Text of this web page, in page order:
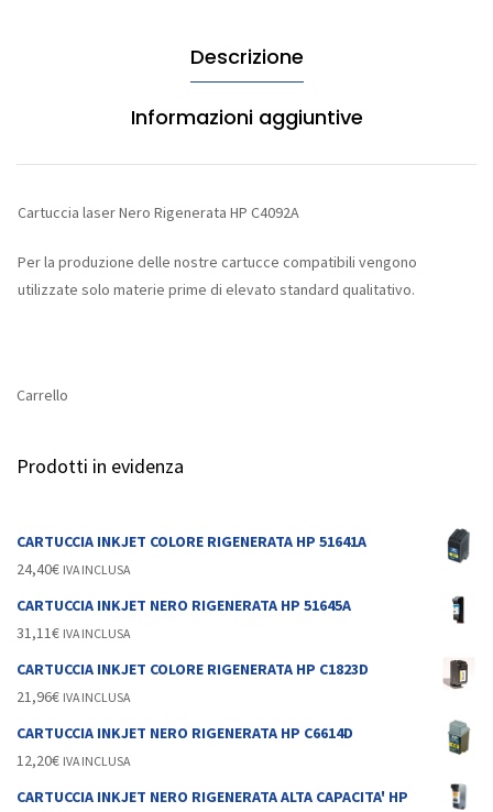
Descrizione
Informazioni aggiuntive
Cartuccia laser Nero Rigenerata HP C4092A
Per la produzione delle nostre cartucce compatibili vengono
utilizzate solo materie prime di elevato standard qualitativo.
Carrello
Prodotti in evidenza
CARTUCCIA INKJET COLORE RIGENERATA HP 51641A
24,40€ IVA INCLUSA
CARTUCCIA INKJET NERO RIGENERATA HP 51645A
31,11€ IVA INCLUSA
CARTUCCIA INKJET COLORE RIGENERATA HP C1823D
21,96€ IVA INCLUSA
CARTUCCIA INKJET NERO RIGENERATA HP C6614D
12,20€ IVA INCLUSA
CARTUCCIA INKJET NERO RIGENERATA ALTA CAPACITA' HP